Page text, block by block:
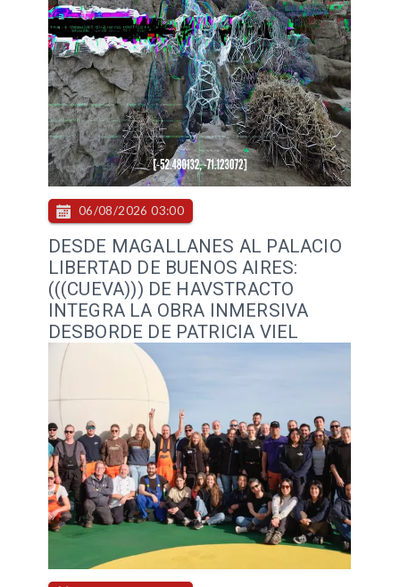
DESDE MAGALLANES AL PALACIO
LIBERTAD DE BUENOS AIRES:
(((CUEVA))) DE HAVSTRACTO
INTEGRA LA OBRA INMERSIVA
DESBORDE DE PATRICIA VIEL
06/08/2026 03:00